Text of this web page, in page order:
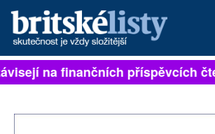
PŘIHLÁSIT
na finančních příspěvcích